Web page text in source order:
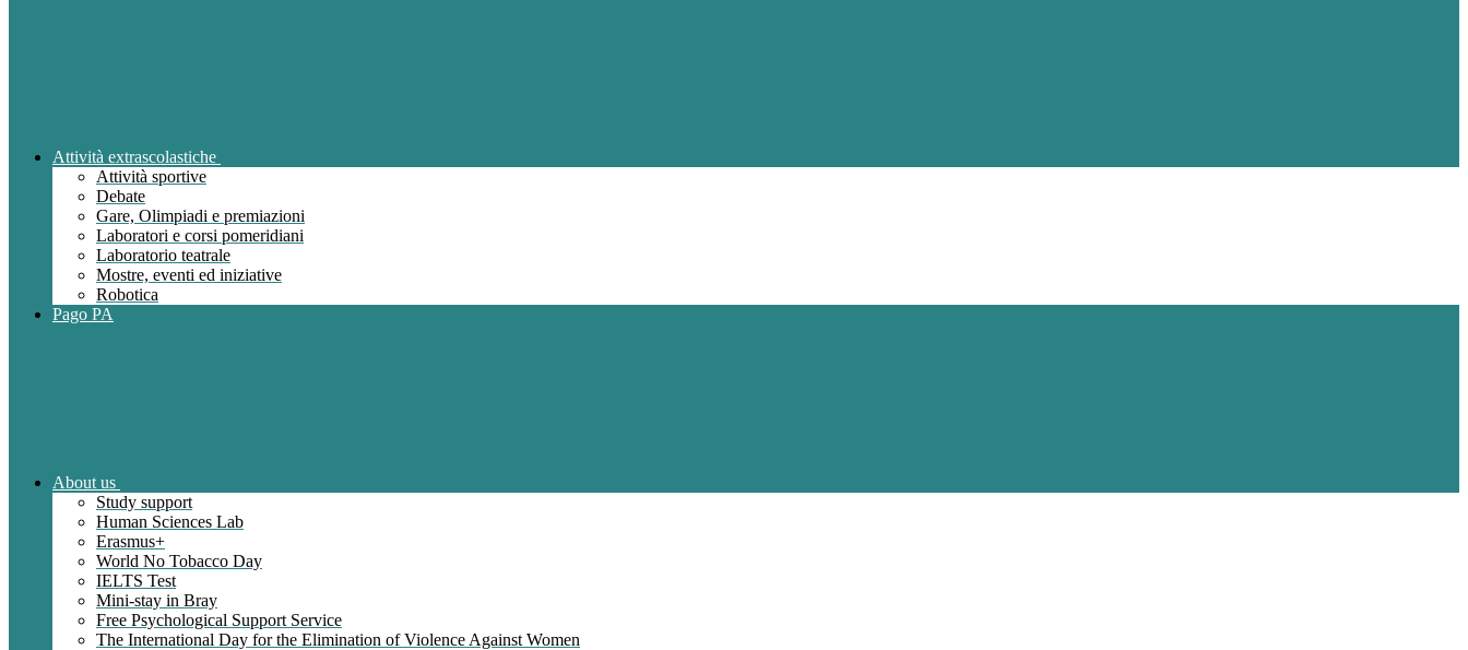
Attività extrascolastiche
Attività sportive
Debate
Gare, Olimpiadi e premiazioni
Laboratori e corsi pomeridiani
Laboratorio teatrale
Mostre, eventi ed iniziative
Robotica
Pago PA
About us
Study support
Human Sciences Lab
Erasmus+
World No Tobacco Day
IELTS Test
Mini-stay in Bray
Free Psychological Support Service
The International Day for the Elimination of Violence Against Women